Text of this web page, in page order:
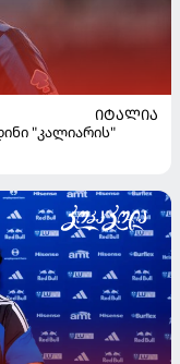
ᲘᲢᲐᲚᲘᲐ
"კალიარის"